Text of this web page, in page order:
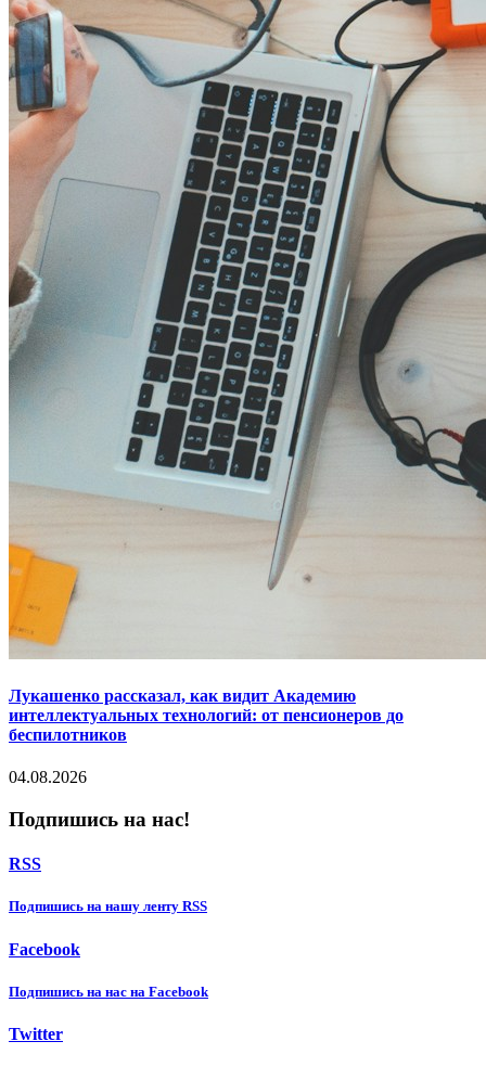
Лукашенко рассказал, как видит Академию
интеллектуальных технологий: от пенсионеров до
беспилотников
04.08.2026
Подпишись на нас!
RSS
Подпишиcь на нашу ленту RSS
Facebook
Подпишиcь на нас на Facebook
Twitter